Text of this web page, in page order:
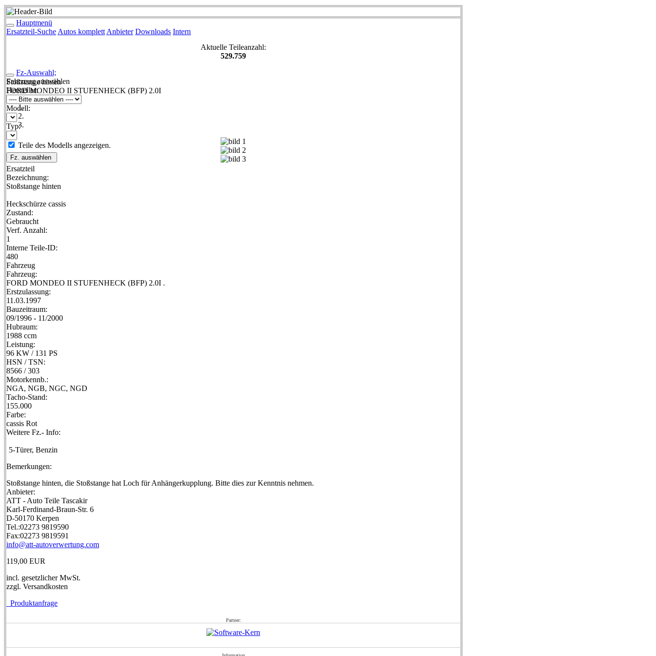
Hauptmenü
Ersatzteil-Suche Autos komplett Anbieter Downloads Intern
Aktuelle Teileanzahl:
529.759
Fz-Auswahl;
Fahrzeug auswählen
Hersteller:
Modell:
Typ:
Teile des Modells angezeigen.
Fz. auswählen
Stoßstange hinten
FORD MONDEO II STUFENHECK (BFP) 2.0I
Ersatzteil
Bezeichnung:
Stoßstange hinten
Heckschürze cassis
Zustand:
Gebraucht
Verf. Anzahl:
1
Interne Teile-ID:
480
Fahrzeug
Fahrzeug:
FORD MONDEO II STUFENHECK (BFP) 2.0I .
Erstzulassung:
11.03.1997
Bauzeitraum:
09/1996 - 11/2000
Hubraum:
1988 ccm
Leistung:
96 KW / 131 PS
HSN / TSN:
8566 / 303
Motorkennb.:
NGA, NGB, NGC, NGD
Tacho-Stand:
155.000
Farbe:
cassis Rot
Weitere Fz.- Info:
5-Türer, Benzin
Bemerkungen:
Stoßstange hinten, die Stoßstange hat Loch für Anhängerkupplung. Bitte dies zur Kenntnis nehmen.
Anbieter:
ATT - Auto Teile Tascakir
Karl-Ferdinand-Braun-Str. 6
D-50170 Kerpen
Tel.:02273 9819590
Fax:02273 9819591
info@att-autoverwertung.com
119,00 EUR
incl. gesetzlicher MwSt.
zzgl. Versandkosten
Produktanfrage
Partner: